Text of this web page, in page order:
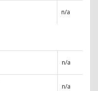
n/a
n/a
n/a